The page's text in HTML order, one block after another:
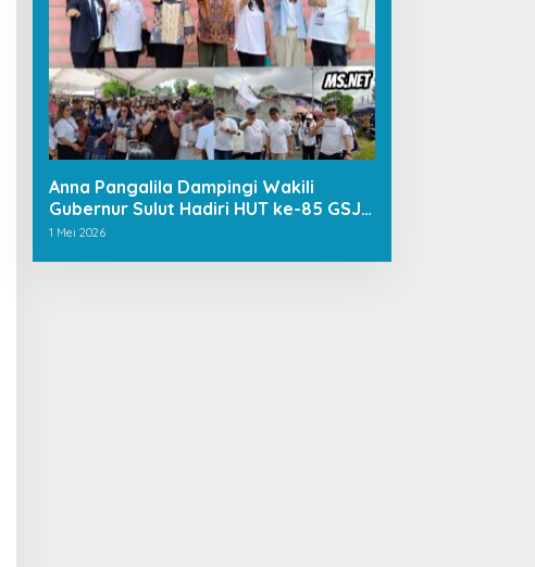
Anna Pangalila Dampingi Wakili
Gubernur Sulut Hadiri HUT ke-85 GSJA
Se-Sulut–Gorontalo di Langowan
1 Mei 2026